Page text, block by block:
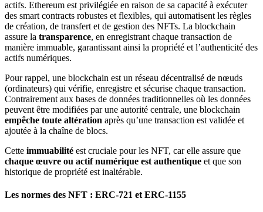
actifs. Ethereum est privilégiée en raison de sa capacité à exécuter
des smart contracts robustes et flexibles, qui automatisent les règles
de création, de transfert et de gestion des NFTs. La blockchain
assure la transparence, en enregistrant chaque transaction de
manière immuable, garantissant ainsi la propriété et l’authenticité des
actifs numériques.
Pour rappel, une blockchain est un réseau décentralisé de nœuds
(ordinateurs) qui vérifie, enregistre et sécurise chaque transaction.
Contrairement aux bases de données traditionnelles où les données
peuvent être modifiées par une autorité centrale, une blockchain
empêche toute altération après qu’une transaction est validée et
ajoutée à la chaîne de blocs.
Cette immuabilité est cruciale pour les NFT, car elle assure que
chaque œuvre ou actif numérique est authentique et que son
historique de propriété est inaltérable.
Les normes des NFT : ERC-721 et ERC-1155